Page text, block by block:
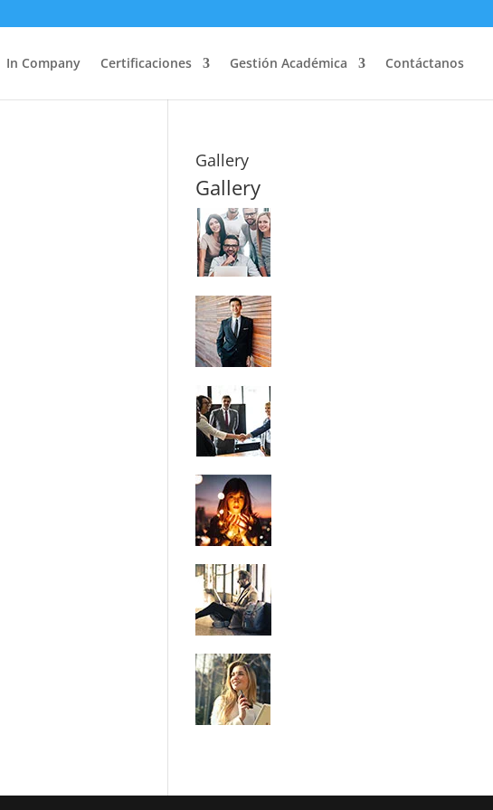
In Company Certificaciones Gestión Académica Contáctanos
Gallery
Gallery